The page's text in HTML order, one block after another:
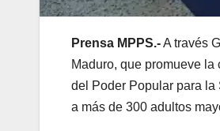
Prensa MPPS.-A través
Maduro, que promueve
del Poder Popular para
a más de 300 adultos